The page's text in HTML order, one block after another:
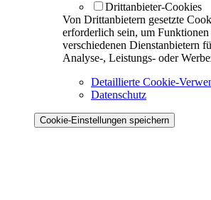
Drittanbieter-Cookies
Von Drittanbietern gesetzte
erforderlich sein, um
verschiedenen Dienstanbietern
Analyse-, Leistungs- oder
Detaillierte Cookie-
Datenschutz
Cookie-Einstellungen speichern